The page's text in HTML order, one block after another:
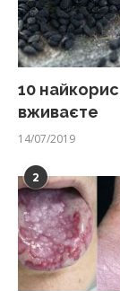
10
вживаєте
14/07/2019
2